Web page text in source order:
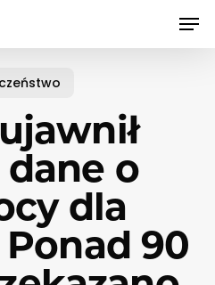
dane o
dla
90